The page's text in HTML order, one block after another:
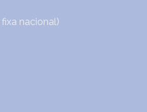
nacional)